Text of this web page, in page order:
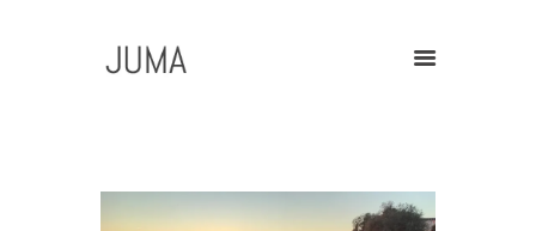
Contact